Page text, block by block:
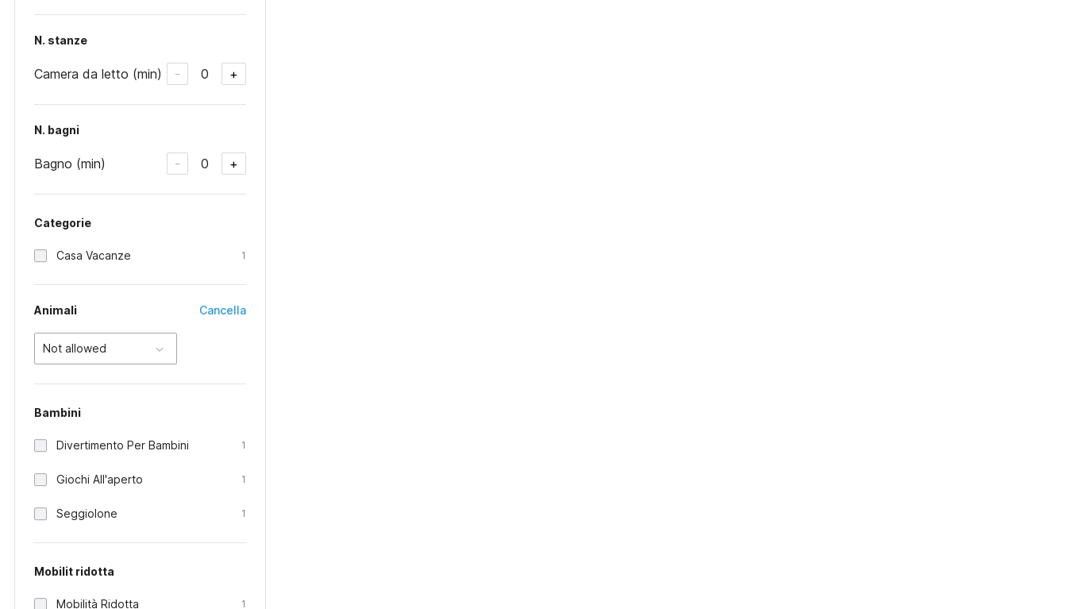
N. stanze
Camera da letto (min) - 0 +
N. bagni
Bagno (min) - 0 +
Categorie
Casa Vacanze 1
Animali Cancella
Not allowed
Bambini
Divertimento Per Bambini 1
Giochi All'aperto 1
Seggiolone 1
Mobilit ridotta
Mobilità Ridotta 1